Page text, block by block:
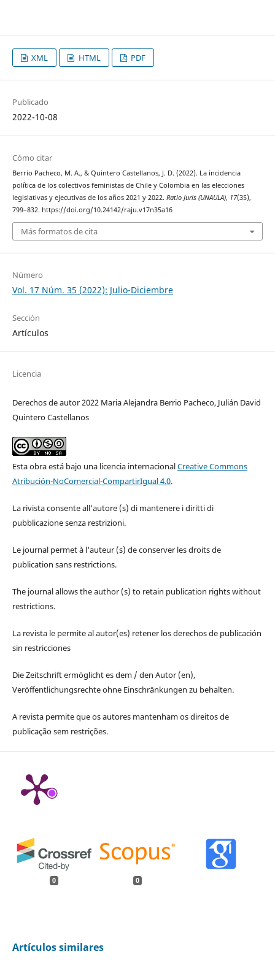
XML HTML PDF
Publicado
2022-10-08
Cómo citar
Berrio Pacheco, M. A., & Quintero Castellanos, J. D. (2022). La incidencia
política de los colectivos feministas de Chile y Colombia en las elecciones
legislativas y ejecutivas de los años 2021 y 2022. Ratio Juris (UNAULA), 17(35),
799–832. https://doi.org/10.24142/raju.v17n35a16
Más formatos de cita
Número
Vol. 17 Núm. 35 (2022): Julio-Diciembre
Sección
Artículos
Licencia
Derechos de autor 2022 Maria Alejandra Berrio Pacheco, Julián David
Quintero Castellanos
Esta obra está bajo una licencia internacionalCreative Commons
Atribución-NoComercial-CompartirIgual 4.0.
La rivista consente all'autore (s) di mantenere i diritti di
pubblicazione senza restrizioni.
Le journal permet à l'auteur (s) de conserver les droits de
publication sans restrictions.
The journal allows the author (s) to retain publication rights without
restrictions.
La revista le permite al autor(es) retener los derechos de publicación
sin restricciones
Die Zeitschrift ermöglicht es dem / den Autor (en),
Veröffentlichungsrechte ohne Einschränkungen zu behalten.
A revista permite que os autores mantenham os direitos de
publicação sem restrições.
0 0
Artículos similares